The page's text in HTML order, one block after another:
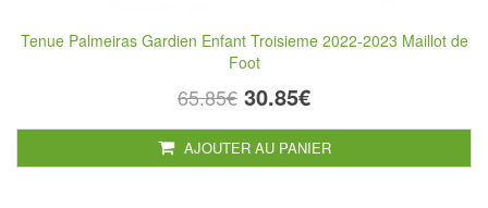
Tenue Palmeiras Gardien Enfant Troisieme 2022-2023 Maillot de
Foot
65.85€ 30.85€
AJOUTER AU PANIER